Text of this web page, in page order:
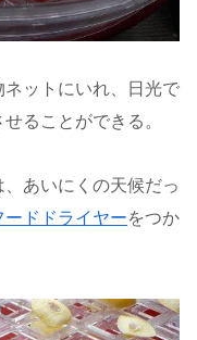
ットにいれ、日光で
ることができる。
あいにくの天候だっ
ードドライヤーをつか